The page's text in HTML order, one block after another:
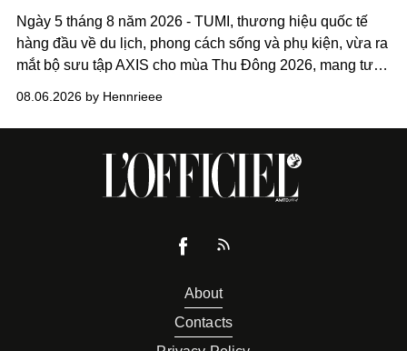
Ngày 5 tháng 8 năm 2026 - TUMI, thương hiệu quốc tế
hàng đầu về du lịch, phong cách sống và phụ kiện, vừa ra
mắt bộ sưu tập AXIS cho mùa Thu Đông 2026, mang tư
và phong cách sống hiện đại bằng thiết kế sắc nét, chuẩn
xác gắn liền với tính thẩm mỹ toàn cầu.
08.06.2026 by Hennrieee
About
Contacts